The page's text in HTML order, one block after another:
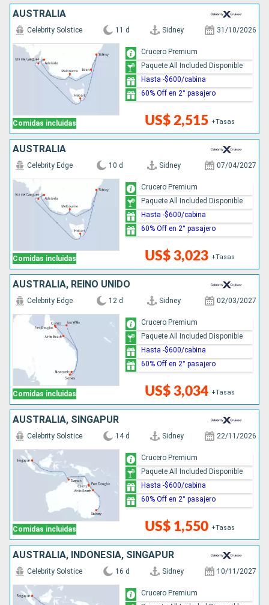
AUSTRALIA
Comidas incluidas
Celebrity Solstice 11 d Sidney 31/10/2026
US$ 2,515 +Tasas
Crucero Premium
Paquete All Included Disponible
Hasta -$600/cabina
60% Off en 2° pasajero
AUSTRALIA
Comidas incluidas
Celebrity Edge 10 d Sidney 07/04/2027
US$ 3,023 +Tasas
Crucero Premium
Paquete All Included Disponible
Hasta -$600/cabina
60% Off en 2° pasajero
AUSTRALIA, REINO UNIDO
Comidas incluidas
Celebrity Edge 12 d Sidney 02/03/2027
US$ 3,034 +Tasas
Crucero Premium
Paquete All Included Disponible
Hasta -$600/cabina
60% Off en 2° pasajero
AUSTRALIA, SINGAPUR
Comidas incluidas
Celebrity Solstice 14 d Sidney 22/11/2026
US$ 1,550 +Tasas
Crucero Premium
Paquete All Included Disponible
Hasta -$600/cabina
60% Off en 2° pasajero
AUSTRALIA, INDONESIA, SINGAPUR
Celebrity Solstice 16 d Sidney 10/11/2027
Crucero Premium